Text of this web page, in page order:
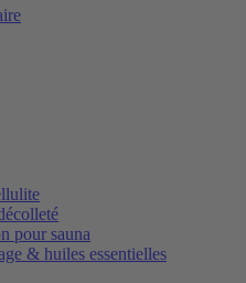
pour sauna
& huiles essentielles